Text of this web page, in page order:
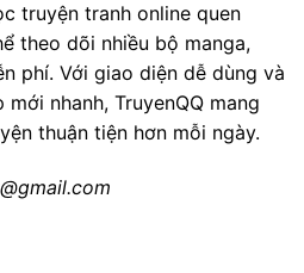
truyện tranh online quen
theo dõi nhiều bộ manga,
phí. Với giao diện dễ dùng và
nhanh, TruyenQQ mang
thuận tiện hơn mỗi ngày.